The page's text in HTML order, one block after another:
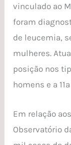
vinculado ao
foram
de leucemia,
mulheres.
posição nos
homens e a
Em relação
Observatório